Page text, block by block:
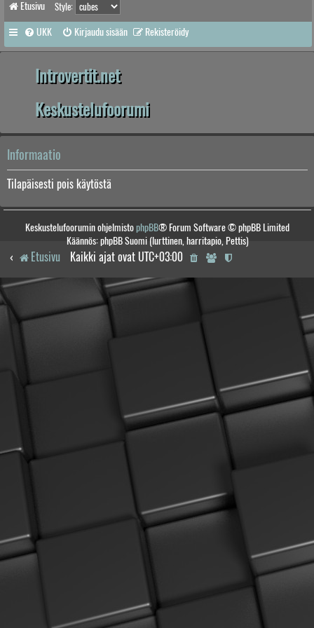
Etusivu Style:
UKK Kirjaudu sisään Rekisteröidy
Introvertit.net
Keskustelufoorumi
Informaatio
Tilapäisesti pois käytöstä
Keskustelufoorumin ohjelmistophpBB® Forum Software © phpBB Limited
Käännös: phpBB Suomi (lurttinen, harritapio, Pettis)
Etusivu Kaikki ajat ovat UTC+03:00